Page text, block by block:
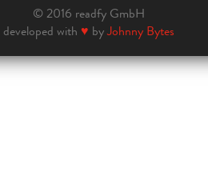
© 2016 readfy GmbH
developed with ♥ byJohnny Bytes